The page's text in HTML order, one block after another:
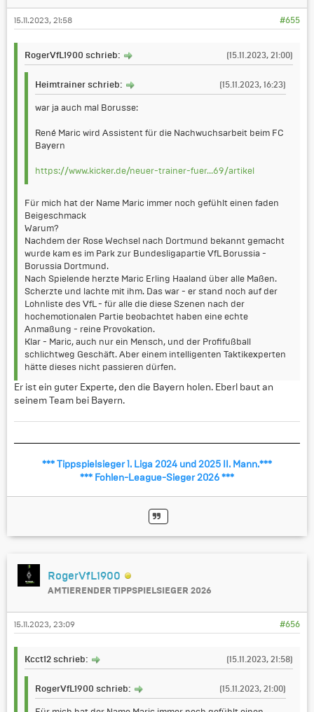
#655
15.11.2023, 21:58
(15.11.2023, 21:00)
RogerVfL1900 schrieb:
(15.11.2023, 16:23)
Heimtrainer schrieb:
war ja auch mal Borusse:
René Maric wird Assistent für die Nachwuchsarbeit beim FC
Bayern
https://www.kicker.de/neuer-trainer-fuer...69/artikel
Für mich hat der Name Maric immer noch gefühlt einen faden
Beigeschmack
Warum?
Nachdem der Rose Wechsel nach Dortmund bekannt gemacht
wurde kam es im Park zur Bundesligapartie VfL Borussia -
Borussia Dortmund.
Nach Spielende herzte Maric Erling Haaland über alle Maßen.
Scherzte und lachte mit ihm. Das war - er stand noch auf der
Lohnliste des VfL - für alle die diese Szenen nach der
hochemotionalen Partie beobachtet haben eine echte
Anmaßung - reine Provokation.
Klar - Maric, auch nur ein Mensch, und der Profifußball
schlichtweg Geschäft. Aber einem intelligenten Taktikexperten
hätte dieses nicht passieren dürfen.
Er ist ein guter Experte, den die Bayern holen. Eberl baut an
seinem Team bei Bayern.
*** Tippspielsieger 1. Liga 2024 und 2025 II. Mann.***
*** Fohlen-League-Sieger 2026 ***
RogerVfL1900
AMTIERENDER TIPPSPIELSIEGER 2026
#656
15.11.2023, 23:09
(15.11.2023, 21:58)
Kcct12 schrieb:
(15.11.2023, 21:00)
RogerVfL1900 schrieb: